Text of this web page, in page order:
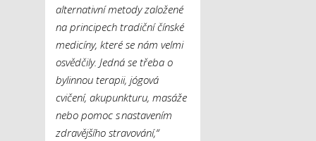
alternativní metody založené
na principech tradiční čínské
medicíny, které se nám velmi
osvědčily. Jedná se třeba o
bylinnou terapii, jógová
cvičení, akupunkturu, masáže
nebo pomoc s nastavením
zdravějšího stravování,“